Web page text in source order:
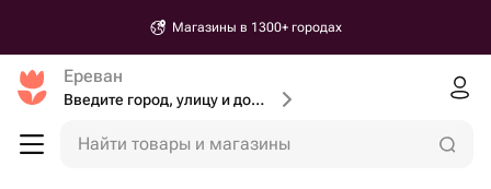
Магазины в 1300+ городах
Ереван
Введите город, улицу и дом доставки
Найти товары и магазины